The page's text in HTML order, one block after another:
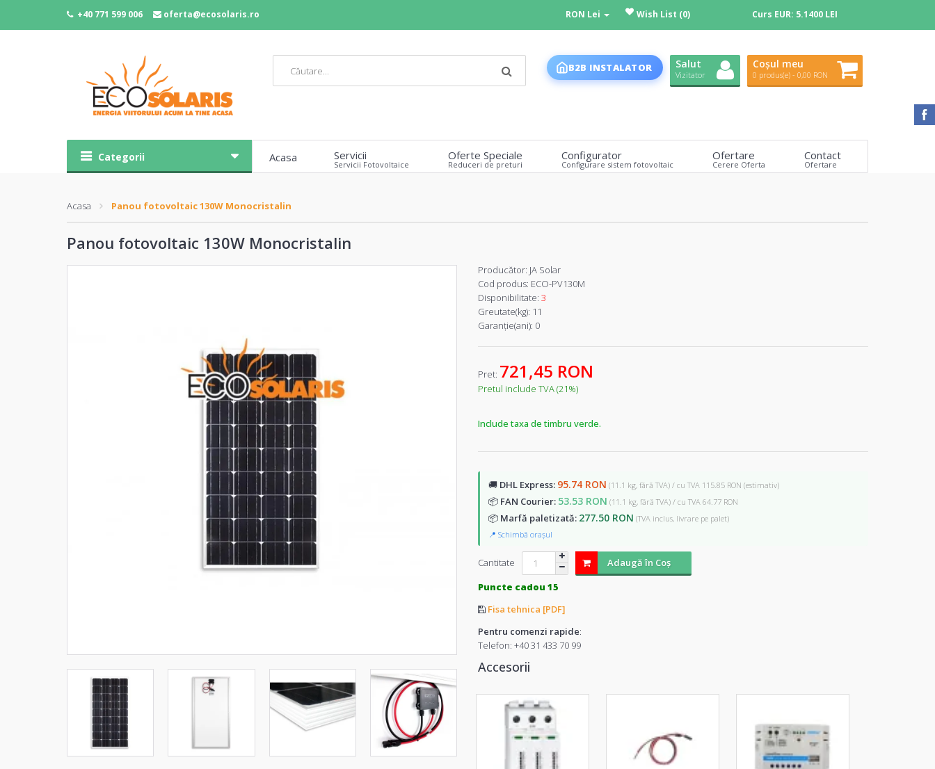
+40 771 599 006 oferta@ecosolaris.ro RON Lei Wish List (0) Curs EUR: 5.1400 LEI
B2B INSTALATOR Salut
Vizitator
Coșul meu
0 produs(e) - 0,00 RON
Categorii Acasa Servicii
Servicii Fotovoltaice
Oferte Speciale
Reduceri de preturi
Configurator
Configurare sistem fotovoltaic
Ofertare
Cerere Oferta
Contact
Ofertare
Acasa Panou fotovoltaic 130W Monocristalin
Panou fotovoltaic 130W Monocristalin
Producător: JA Solar
Cod produs: ECO-PV130M
Disponibilitate: 3
Greutate(kg): 11
Garanţie(ani): 0
Pret: 721,45 RON
Pretul include TVA (21%)
Include taxa de timbru verde.
🚚 DHL Express: 95.74 RON (11.1 kg, fără TVA) / cu TVA 115.85 RON (estimativ)
📦 FAN Courier: 53.53 RON (11.1 kg, fără TVA) / cu TVA 64.77 RON
📦 Marfă paletizată: 277.50 RON (TVA inclus, livrare pe palet)
📍 Schimbă orașul
Cantitate
Adaugă în Coş
Puncte cadou 15
Fisa tehnica [PDF]
Pentru comenzi rapide:
Telefon: +40 31 433 70 99
Accesorii